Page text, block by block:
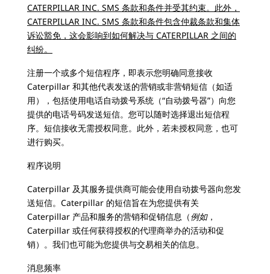
CATERPILLAR INC. SMS 条款和条件并受其约束。此外，
CATERPILLAR INC. SMS 条款和条件包含仲裁条款和集体
诉讼豁免，这会影响到如何解决与 CATERPILLAR 之间的
纠纷。
注册一个或多个短信程序，即表示您明确同意接收
Caterpillar 和其他代表发送的营销或非营销短信（如适
用），包括使用电话自动拨号系统（“自动拨号器”）向您
提供的电话号码发送短信。您可以随时选择退出短信程
序。短信接收无需授权同意。此外，若未授权同意，也可
进行购买。
程序说明
Caterpillar 及其服务提供商可能会使用自动拨号器向您发
送短信。Caterpillar 的短信旨在为您提供有关
Caterpillar 产品和服务的营销和促销信息（例如，
Caterpillar 或任何获得授权的代理商举办的活动和促
销）。我们也可能为您提供与交易相关的信息。
消息频率